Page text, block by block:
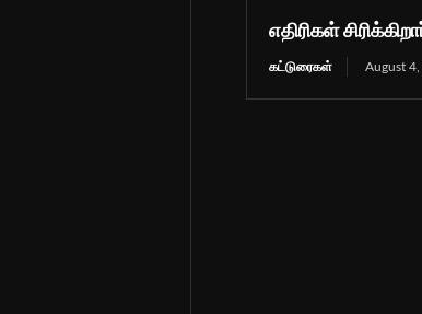
எதிரிகள்
கட்டுரைகள் August